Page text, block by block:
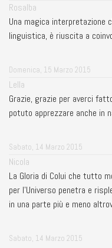
Rosalba
Una magica interpretazione
linguistica, è riuscita a
Domenica, 15 Marzo 2015
Lella
Grazie, grazie per averci
potuto apprezzare anche in
Sabato, 14 Marzo 2015
Nicola
La Gloria di Colui che tutto
per l'Universo penetra e
in una parte più e meno
Sabato, 14 Marzo 2015